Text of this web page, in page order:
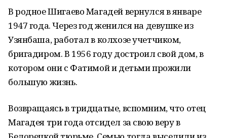
В родное Шигаево Магадей вернулся в январе
1947 года. Через год женился на девушке из
Узянбаша, работал в колхозе учетчиком,
бригадиром. В 1956 году достроил свой дом, в
котором они с Фатимой и детьми прожили
большую жизнь.
Возвращаясь в тридцатые, вспомним, что отец
Магадея три года отсидел за свою веру в